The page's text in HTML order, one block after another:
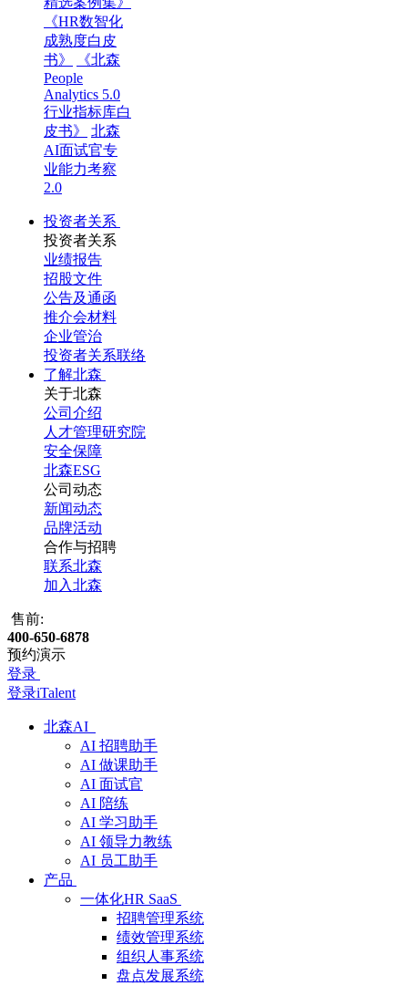
《HR数智化
成熟度白皮
书》
《北森
People
Analytics 5.0
行业指标库白
皮书》
北森
AI面试官专
业能力考察
2.0
投资者关系
投资者关系
业绩报告
招股文件
公告及通函
推介会材料
企业管治
投资者关系联络
了解北森
关于北森
公司介绍
人才管理研究院
安全保障
北森ESG
公司动态
新闻动态
品牌活动
合作与招聘
联系北森
加入北森
售前:
400-650-6878
预约演示
登录
登录iTalent
北森AI
AI 招聘助手
AI 做课助手
AI 面试官
AI 陪练
AI 学习助手
AI 领导力教练
AI 员工助手
产品
一体化HR SaaS
招聘管理系统
绩效管理系统
组织人事系统
盘点发展系统